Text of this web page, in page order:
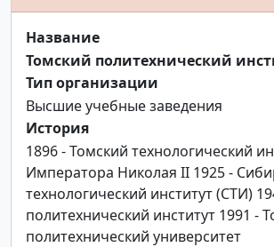
Название
Томский политехнический
Тип организации
Высшие учебные заведения
История
1896 - Томский технологический
Императора Николая II 1925 -
технологический институт (СТИ)
политехнический институт 1991 -
политехнический университет